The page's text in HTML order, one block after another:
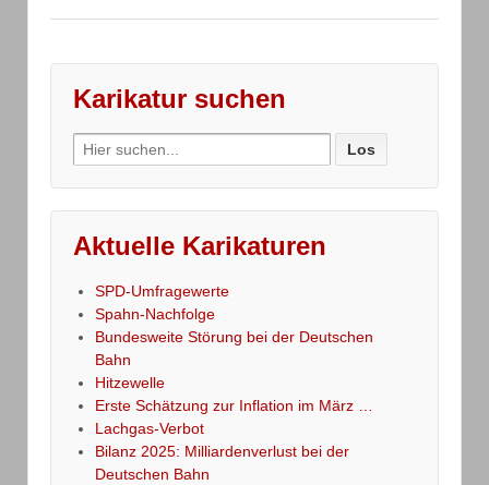
Karikatur suchen
Search
for:
Aktuelle Karikaturen
SPD-Umfragewerte
Spahn-Nachfolge
Bundesweite Störung bei der Deutschen
Bahn
Hitzewelle
Erste Schätzung zur Inflation im März …
Lachgas-Verbot
Bilanz 2025: Milliardenverlust bei der
Deutschen Bahn